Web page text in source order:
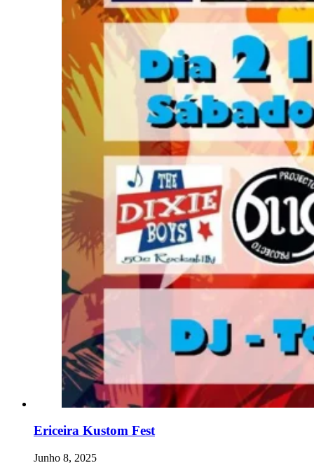
Ericeira Kustom Fest
Junho 8, 2025